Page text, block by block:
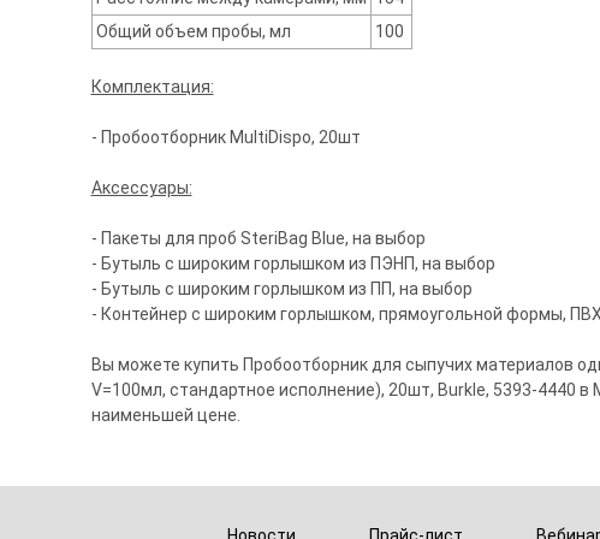
Общий объем пробы, мл
100
Комплектация:
- Пробоотборник MultiDispo, 20шт
Аксессуары:
- Пакеты для проб SteriBag Blue, на выбор
- Бутыль с широким горлышком из ПЭНП, на выбор
- Бутыль с широким горлышком из ПП, на выбор
- Контейнер с широким горлышком, прямоугольной формы,
Вы можете купить Пробоотборник для сыпучих материалов
V=100мл, стандартное исполнение), 20шт, Burkle, 5393-4440 в
наименьшей цене.